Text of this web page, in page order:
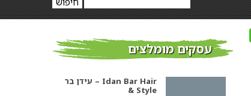
עסקים מומלצים
עידן בר – Idan Bar Hair
& Style